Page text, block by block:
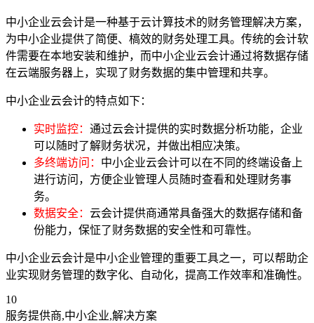
中小企业云会计是一种基于云计算技术的财务管理解决方案，
为中小企业提供了简便、槁效的财务处理工具。传统的会计软
件需要在本地安装和维护，而中小企业云会计通过将数据存储
在云端服务器上，实现了财务数据的集中管理和共享。
中小企业云会计的特点如下：
实时监控： 通过云会计提供的实时数据分析功能，企业
可以随时了解财务状况，并做出相应决策。
多终端访问： 中小企业云会计可以在不同的终端设备上
进行访问，方便企业管理人员随时查看和处理财务事
务。
数据安全： 云会计提供商通常具备强大的数据存储和备
份能力，保怔了财务数据的安全性和可靠性。
中小企业云会计是中小企业管理的重要工具之一，可以帮助企
业实现财务管理的数字化、自动化，提高工作效率和准确性。
10
服务提供商,中小企业,解决方案